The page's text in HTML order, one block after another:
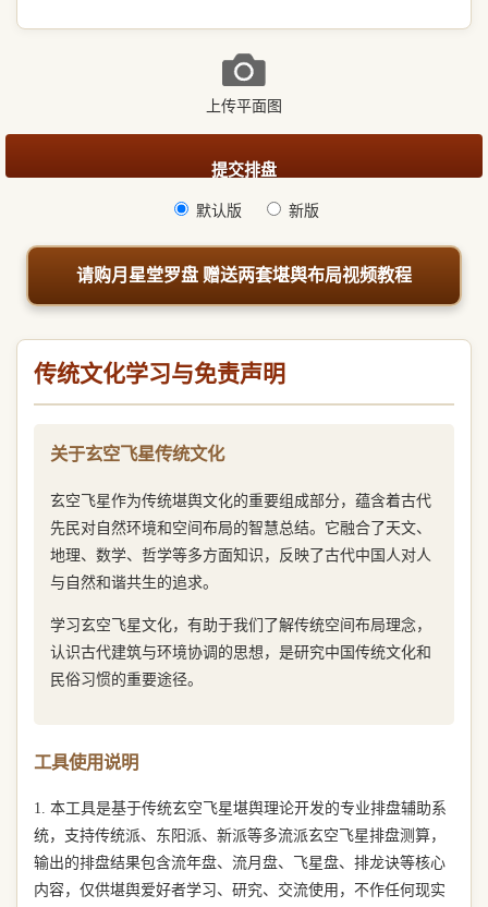
上传平面图
默认版 新版
请购月星堂罗盘 赠送两套堪舆布局视频教程
传统文化学习与免责声明
关于玄空飞星传统文化
玄空飞星作为传统堪舆文化的重要组成部分，蕴含着古代
先民对自然环境和空间布局的智慧总结。它融合了天文、
地理、数学、哲学等多方面知识，反映了古代中国人对人
与自然和谐共生的追求。
学习玄空飞星文化，有助于我们了解传统空间布局理念，
认识古代建筑与环境协调的思想，是研究中国传统文化和
民俗习惯的重要途径。
工具使用说明
1. 本工具是基于传统玄空飞星堪舆理论开发的专业排盘辅助系
统，支持传统派、东阳派、新派等多流派玄空飞星排盘测算，
输出的排盘结果包含流年盘、流月盘、飞星盘、排龙诀等核心
内容，仅供堪舆爱好者学习、研究、交流使用，不作任何现实